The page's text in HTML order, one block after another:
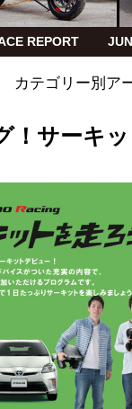
REPORT
カテゴリー別ア
！サーキ